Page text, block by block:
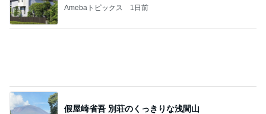
Amebaトピックス 1日前
假屋崎省吾 別荘のくっきりな浅間山